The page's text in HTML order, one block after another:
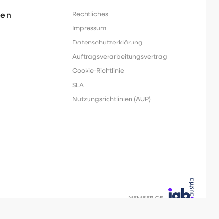
Rechtliches
Impressum
Datenschutzerklärung
Auftragsverarbeitungsvertrag
Cookie-Richtlinie
SLA
Nutzungsrichtlinien (AUP)
MEMBER OF